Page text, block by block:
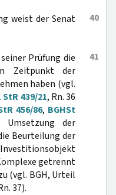
40
weist der Senat
41
Prüfung die
Zeitpunkt der
haben (vgl.
StR 439/21, Rn. 36
456/86, BGHSt
der
Beurteilung der
getrennt
(vgl. BGH, Urteil
37).